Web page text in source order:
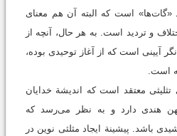
«گات‌ها» است که البته آن هم معنای
و تردید است. به هر حال، آنچه از
آیینی است که از آغاز توحیدی بوده،
است.
تثلیثی معتقد است که اندیشة خدایان
هندی دارد و به نظر می‌رسد که
باشد. پیشینة ایجاد مثلثی نوین در